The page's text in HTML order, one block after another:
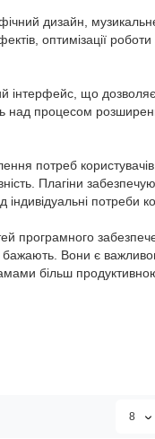
MacBook
в
"Львів
дизайн,
оптимізації
інтерфейс, що дозволяє
над процесом
потреб
Плагіни
потреби
програмного
бажають. Вони є
більш
8